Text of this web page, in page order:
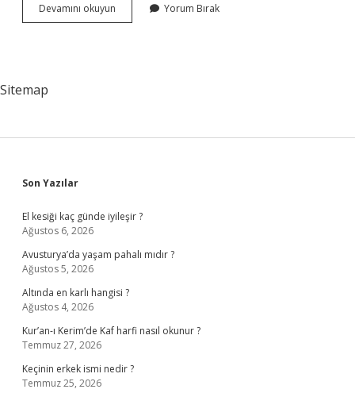
Devamını okuyun Muharrir
Hangi
Yorum Bırak
Sitemap
Sidebar
Son Yazılar
El kesiği kaç günde iyileşir ?
Ağustos 6, 2026
Avusturya’da yaşam pahalı mıdır ?
Ağustos 5, 2026
Altında en karlı hangisi ?
Ağustos 4, 2026
Kur’an-ı Kerim’de Kaf harfi nasıl okunur ?
Temmuz 27, 2026
Keçinin erkek ismi nedir ?
Temmuz 25, 2026